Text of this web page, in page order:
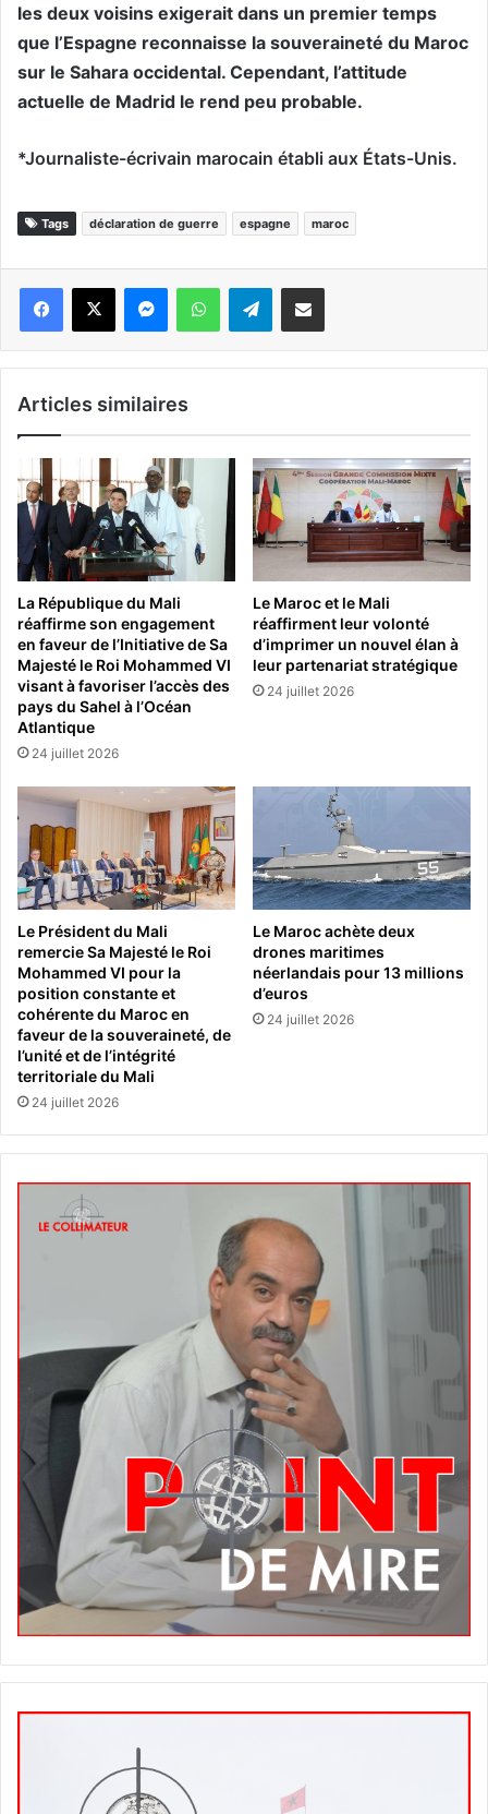
les deux voisins exigerait dans un premier temps
que l’Espagne reconnaisse la souveraineté du Maroc
sur le Sahara occidental. Cependant, l’attitude
actuelle de Madrid le rend peu probable.
*Journaliste-écrivain marocain établi aux États-Unis.
Tags déclaration de guerre espagne maroc
WhatsApp Telegram
Articles similaires
La République du Mali
réaffirme son engagement
en faveur de l’Initiative de Sa
Majesté le Roi Mohammed VI
visant à favoriser l’accès des
pays du Sahel à l’Océan
Atlantique
24 juillet 2026
Le Maroc et le Mali
réaffirment leur volonté
d’imprimer un nouvel élan à
leur partenariat stratégique
24 juillet 2026
Le Président du Mali
remercie Sa Majesté le Roi
Mohammed VI pour la
position constante et
cohérente du Maroc en
faveur de la souveraineté, de
l’unité et de l’intégrité
territoriale du Mali
24 juillet 2026
Le Maroc achète deux
drones maritimes
néerlandais pour 13 millions
d’euros
24 juillet 2026